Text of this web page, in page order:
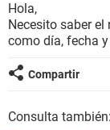
Hola,
Necesito saber
como día, fecha
Compartir
Consulta también: